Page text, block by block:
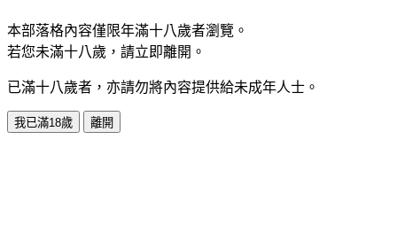
本部落格內容僅限年滿十八歲者瀏覽。
若您未滿十八歲，請立即離開。
已滿十八歲者，亦請勿將內容提供給未成年人士。
我已滿18歲 離開